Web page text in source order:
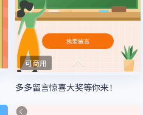
可商用
多多留言惊喜大奖等你来！